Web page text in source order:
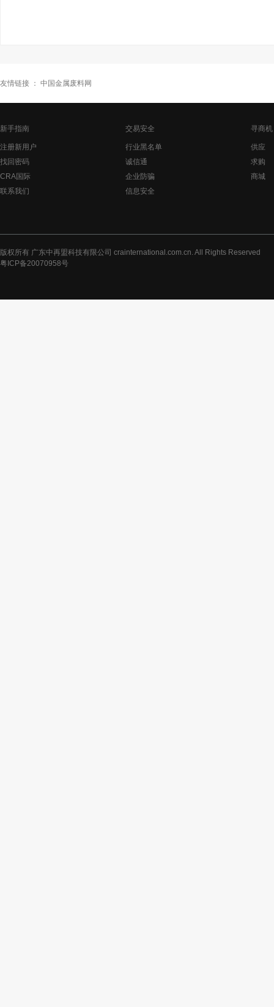
友情链接 ： 中国金属废料网
新手指南
注册新用户
找回密码
CRA国际
联系我们
交易安全
行业黑名单
诚信通
企业防骗
信息安全
寻商机
供应
求购
商城
版权所有 广东中再盟科技有限公司 crainternational.com.cn. All Rights Reserved
粤ICP备20070958号